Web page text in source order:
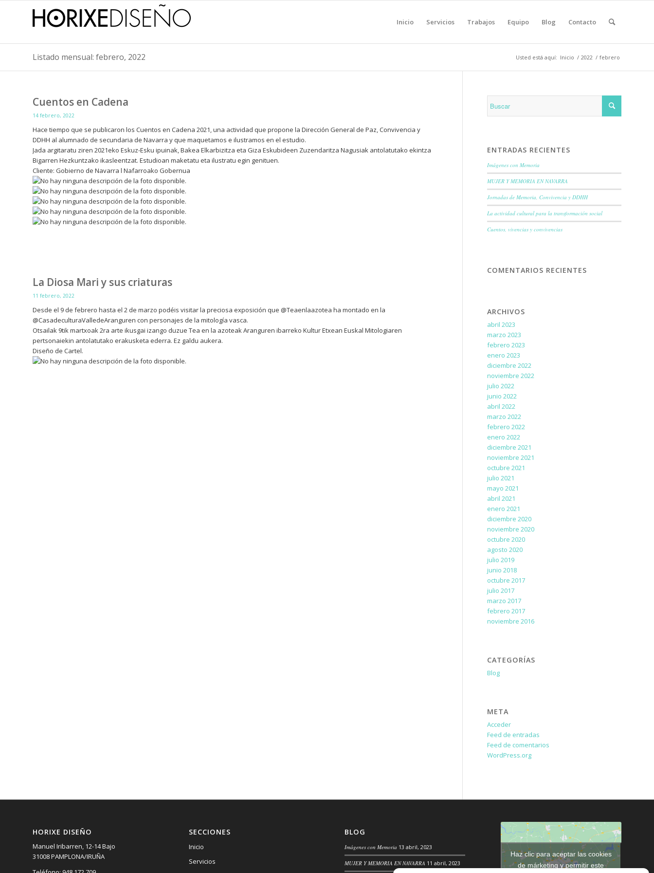
Inicio Servicios Trabajos Equipo Blog Contacto
Listado mensual: febrero, 2022 Usted está aquí: Inicio / 2022 / febrero
Cuentos en Cadena
14 febrero, 2022
Hace tiempo que se publicaron los Cuentos en Cadena 2021, una actividad que propone la Dirección General de Paz, Convivencia y
DDHH al alumnado de secundaria de Navarra y que maquetamos e ilustramos en el estudio.
Jada argitaratu ziren 2021eko Eskuz-Esku ipuinak, Bakea Elkarbizitza eta Giza Eskubideen Zuzendaritza Nagusiak antolatutako ekintza
Bigarren Hezkuntzako ikasleentzat. Estudioan maketatu eta ilustratu egin genituen.
Cliente: Gobierno de Navarra l Nafarroako Gobernua
La Diosa Mari y sus criaturas
11 febrero, 2022
Desde el 9 de febrero hasta el 2 de marzo podéis visitar la preciosa exposición que @Teaenlaazotea ha montado en la
@CasadeculturaValledeAranguren con personajes de la mitología vasca.
Otsailak 9tik martxoak 2ra arte ikusgai izango duzue Tea en la azoteak Aranguren ibarreko Kultur Etxean Euskal Mitologiaren
pertsonaiekin antolatutako erakusketa ederra. Ez galdu aukera.
Diseño de Cartel.
ENTRADAS RECIENTES
Imágenes con Memoria
MUJER Y MEMORIA EN NAVARRA
Jornadas de Memoria, Convivencia y DDHH
La actividad cultural para la transformación social
Cuentos, vivencias y convivencias
COMENTARIOS RECIENTES
ARCHIVOS
abril 2023
marzo 2023
febrero 2023
enero 2023
diciembre 2022
noviembre 2022
julio 2022
junio 2022
abril 2022
marzo 2022
febrero 2022
enero 2022
diciembre 2021
noviembre 2021
octubre 2021
julio 2021
mayo 2021
abril 2021
enero 2021
diciembre 2020
noviembre 2020
octubre 2020
agosto 2020
julio 2019
junio 2018
octubre 2017
julio 2017
marzo 2017
febrero 2017
noviembre 2016
CATEGORÍAS
Blog
META
Acceder
Feed de entradas
Feed de comentarios
WordPress.org
HORIXE DISEÑO
Manuel Iribarren, 12-14 Bajo
31008 PAMPLONA/IRUÑA
SECCIONES
Inicio
Servicios
BLOG
Imágenes con Memoria 13 abril, 2023
MUJER Y MEMORIA EN NAVARRA 11 abril, 2023
Haz clic para aceptar las cookies
de márketing y permitir este